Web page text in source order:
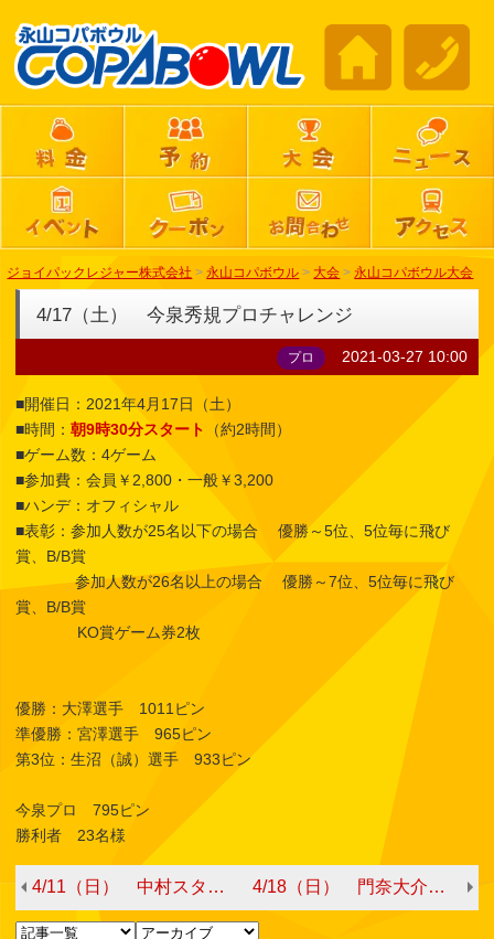
ジョイパックレジャー株式会社 > 永山コパボウル > 大会 > 永山コパボウル大会
4/17（土） 今泉秀規プロチャレンジ
プロ 2021-03-27 10:00
■開催日：2021年4月17日（土）
■時間： 朝9時30分スタート
（約2時間）
■ゲーム数：4ゲーム
■参加費：会員￥2,800・一般￥3,200
■ハンデ：オフィシャル
■表彰：参加人数が25名以下の場合 優勝～5位、5位毎に飛び
賞、B/B賞
参加人数が26名以上の場合 優勝～7位、5位毎に飛び
賞、B/B賞
KO賞ゲーム券2枚
優勝：大澤選手 1011ピン
準優勝：宮澤選手 965ピン
第3位：生沼（誠）選手 933ピン
今泉プロ 795ピン
勝利者 23名様
4/11（日） 中村スタッフチャレンジ 4/18（日） 門奈大介プロチャレンジ